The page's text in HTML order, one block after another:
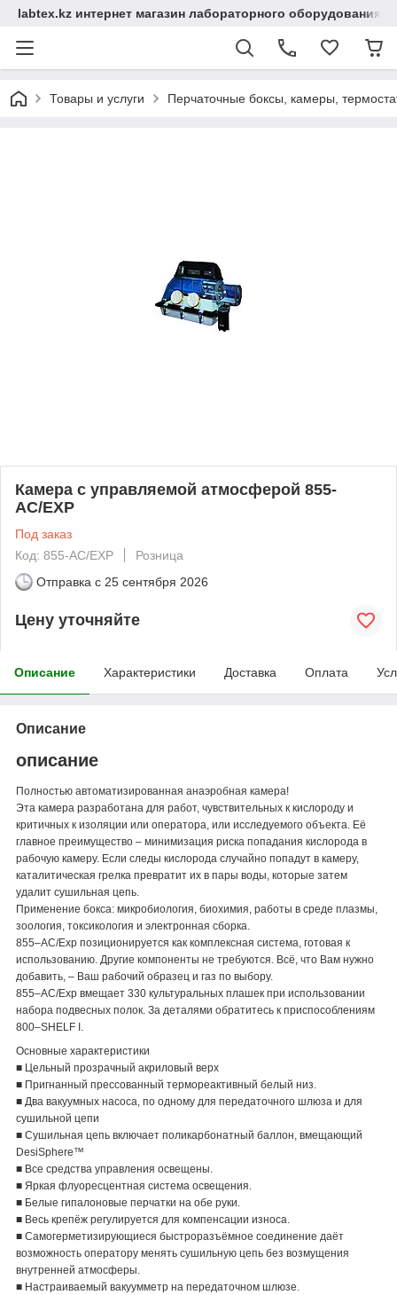
labtex.kz интернет магазин лабораторного оборудования
Товары и услуги Перчаточные боксы, камеры,
Камера с управляемой атмосферой 855-
AC/EXP
Под заказ
Код: 855-AC/EXP
Розница
Отправка с 25 сентября 2026
Цену уточняйте
Описание Характеристики Доставка Оплата
Описание
описание
Полностью автоматизированная анаэробная камера!
Эта камера разработана для работ, чувствительных к кислороду и
критичных к изоляции или оператора, или исследуемого объекта. Её
главное преимущество – минимизация риска попадания кислорода в
рабочую камеру. Если следы кислорода случайно попадут в камеру,
каталитическая грелка превратит их в пары воды, которые затем
удалит сушильная цепь.
Применение бокса: микробиология, биохимия, работы в среде плазмы,
зоология, токсикология и электронная сборка.
855–AC/Exp позиционируется как комплексная система, готовая к
использованию. Другие компоненты не требуются. Всё, что Вам нужно
добавить, – Ваш рабочий образец и газ по выбору.
855–AC/Exp вмещает 330 культуральных плашек при использовании
набора подвесных полок. За деталями обратитесь к приспособлениям
800–SHELF I.
Основные характеристики
■ Цельный прозрачный акриловый верх
■ Пригнанный прессованный термореактивный белый низ.
■ Два вакуумных насоса, по одному для передаточного шлюза и для
сушильной цепи
■ Сушильная цепь включает поликарбонатный баллон, вмещающий
DesiSphere™
■ Все средства управления освещены.
■ Яркая флуоресцентная система освещения.
■ Белые гипалоновые перчатки на обе руки.
■ Весь крепёж регулируется для компенсации износа.
■ Самогерметизирующиеся быстроразъёмное соединение даёт
возможность оператору менять сушильную цепь без возмущения
внутренней атмосферы.
■ Настраиваемый вакуумметр на передаточном шлюзе.